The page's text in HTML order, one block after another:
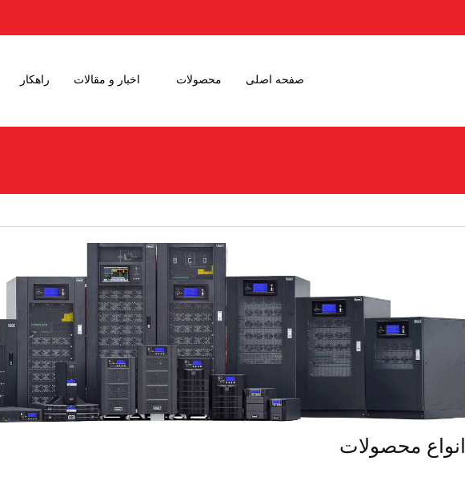
صفحه اصلی محصولات اخبار و مقالات راهکار
انواع محصولات